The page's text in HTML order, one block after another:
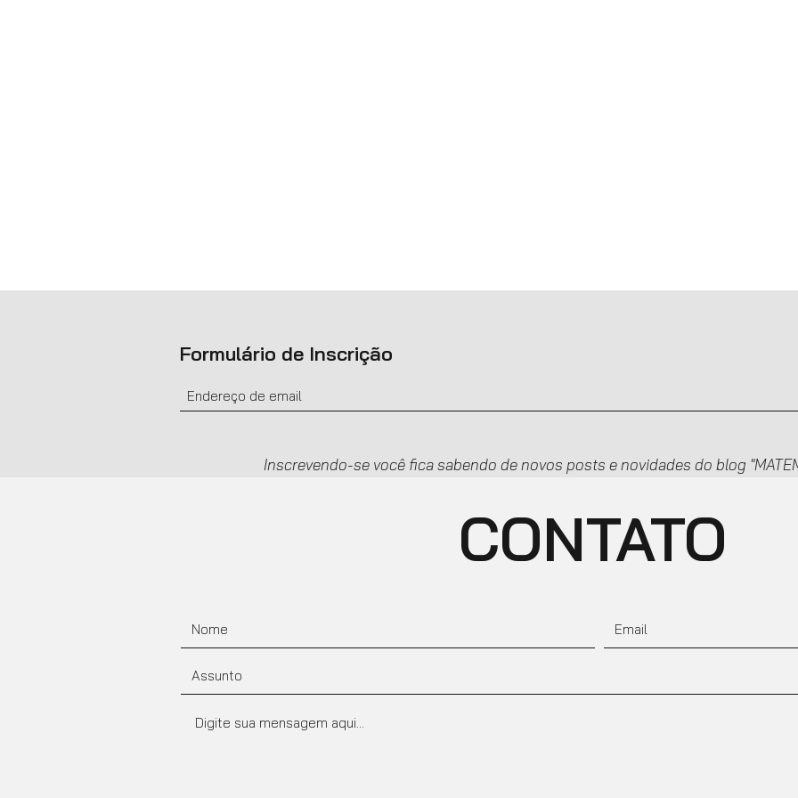
Formulário de Inscrição
Inscrevendo-se você fica sabendo de novos posts e novidades do blog
CONTATO